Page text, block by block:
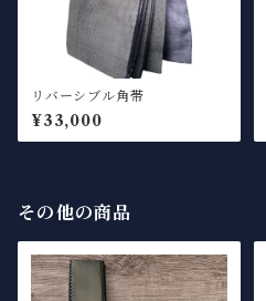
リバーシブル角帯
¥33,000
その他の商品